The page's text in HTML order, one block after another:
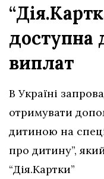
доступна
виплат
В Україні
отримувати
дитиною на
про дитину”,
“Дія.Картки”